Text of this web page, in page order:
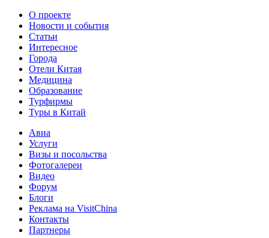
О проекте
Новости и события
Статьи
Интересное
Города
Отели Китая
Медицина
Образование
Турфирмы
Туры в Китай
Авиа
Услуги
Визы и посольства
Фотогалереи
Видео
Форум
Блоги
Реклама на VisitChina
Контакты
Партнеры